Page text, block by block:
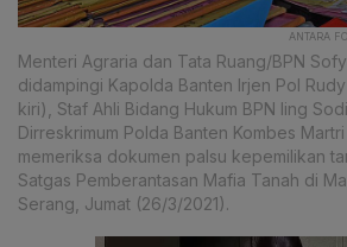
ANTARA
Menteri Agraria dan Tata Ruang/BPN
didampingi Kapolda Banten Irjen Pol
kiri), Staf Ahli Bidang Hukum BPN Iing
Dirreskrimum Polda Banten Kombes
memeriksa dokumen palsu kepemilikan
Satgas Pemberantasan Mafia Tanah di
Serang, Jumat (26/3/2021).